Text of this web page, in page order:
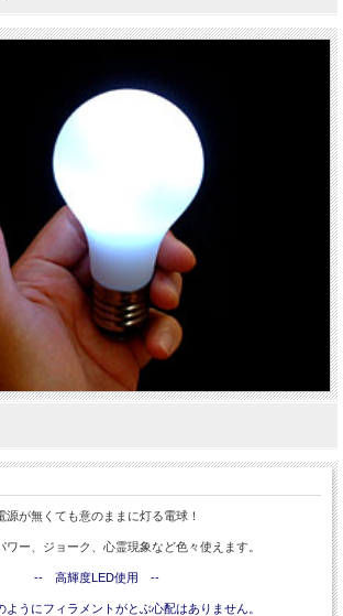
源が無くても意のままに灯る電球！
ワー、ジョーク、心霊現象など色々使えます。
-- 高輝度LED使用 --
ようにフィラメントがとぶ心配はありません。